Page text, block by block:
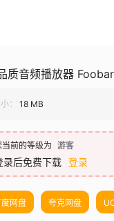
质音频播放器
： 18 MB
当前的等级为 游客
录后免费下载 登录
网盘 夸克网盘